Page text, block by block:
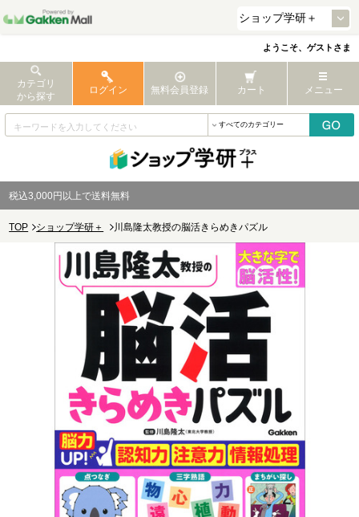
ようこそ、ゲストさま
カテゴリ
から探す
ログイン 無料会員登録 カート メニュー
税込3,000円以上で送料無料
TOP ショップ学研＋ 川島隆太教授の脳活きらめきパズル